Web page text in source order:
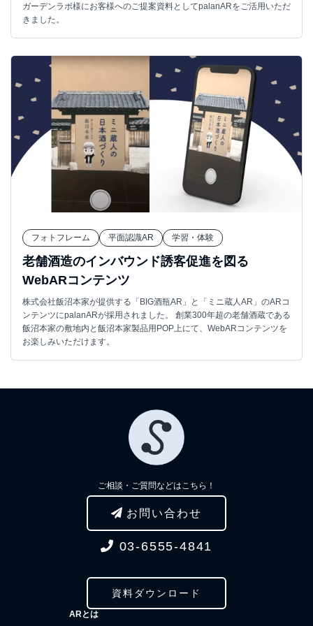
ガーデンラボ様にお客様へのご提案資料としてpalanARをご活用いただ
きました。
フォトフレーム 平面認識AR 学習・体験
老舗酒造のインバウンド誘客促進を図る
WebARコンテンツ
株式会社飯沼本家が提供する「BIG酒瓶AR」と「ミニ蔵人AR」のARコ
ンテンツにpalanARが採用されました。 創業300年超の老舗酒蔵である
飯沼本家の敷地内と飯沼本家製品用POP上にて、WebARコンテンツを
お楽しみいただけます。
ご相談・ご質問などはこちら！
お問い合わせ
03-6555-4841
資料ダウンロード
ARとは